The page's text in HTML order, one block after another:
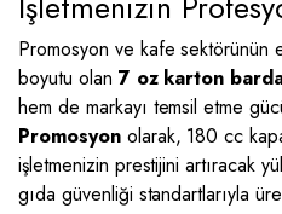
Promosyon ve kafe
boyutu olan 7 oz karton
hem de markayı temsil etme
Promosyonolarak, 180 cc
işletmenizin prestijini artıracak
gıda güvenliği standartlarıyla